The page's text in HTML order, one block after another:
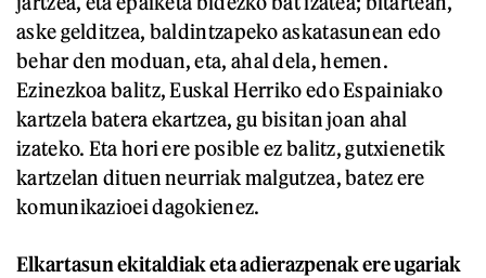
aske gelditzea, baldintzapeko askatasunean edo
behar den moduan, eta, ahal dela, hemen.
Ezinezkoa balitz, Euskal Herriko edo Espainiako
kartzela batera ekartzea, gu bisitan joan ahal
izateko. Eta hori ere posible ez balitz, gutxienetik
kartzelan dituen neurriak malgutzea, batez ere
komunikazioei dagokienez.
Elkartasun ekitaldiak eta adierazpenak ere ugariak